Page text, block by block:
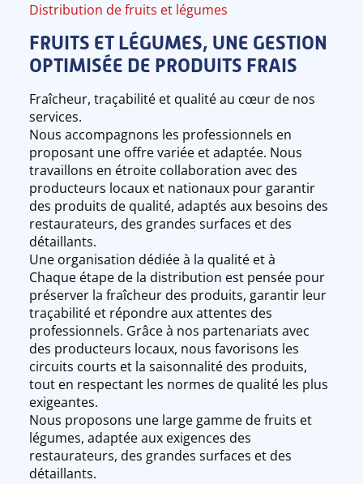
Distribution de fruits et légumes
FRUITS ET LÉGUMES, UNE GESTION
OPTIMISÉE DE PRODUITS FRAIS
Fraîcheur, traçabilité et qualité au cœur de nos
services.
Nous accompagnons les professionnels en
proposant une offre variée et adaptée. Nous
travaillons en étroite collaboration avec des
producteurs locaux et nationaux pour garantir
des produits de qualité, adaptés aux besoins des
restaurateurs, des grandes surfaces et des
détaillants.
Une organisation dédiée à la qualité et à
Chaque étape de la distribution est pensée pour
préserver la fraîcheur des produits, garantir leur
traçabilité et répondre aux attentes des
professionnels. Grâce à nos partenariats avec
des producteurs locaux, nous favorisons les
circuits courts et la saisonnalité des produits,
tout en respectant les normes de qualité les plus
exigeantes.
Nous proposons une large gamme de fruits et
légumes, adaptée aux exigences des
restaurateurs, des grandes surfaces et des
détaillants.